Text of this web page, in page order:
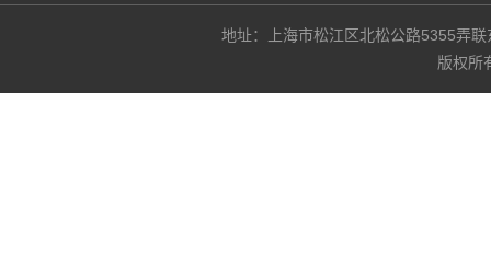
地址：上海市松江区北松公路5355
版权所